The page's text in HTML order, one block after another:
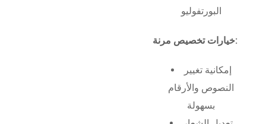
البورتفوليو
خيارات تخصيص مرنة:
إمكانية تغيير
النصوص والأرقام
بسهولة